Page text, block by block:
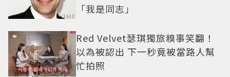
「我是同志」
Red Velvet瑟琪獨旅糗事笑翻！
以為被認出 下一秒竟被當路人幫
忙拍照